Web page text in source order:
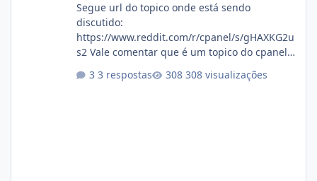
Segue url do topico onde está sendo
discutido:
https://www.reddit.com/r/cpanel/s/gHAXKG2u
s2 Vale comentar que é um topico do cpanel...
3 respostas 308 visualizações